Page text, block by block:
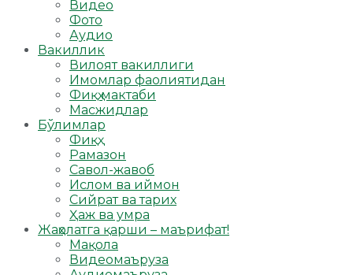
Видео
Фото
Аудио
Вакиллик
Вилоят вакиллиги
Имомлар фаолиятидан
Фиқҳ мактаби
Масжидлар
Бўлимлар
Фиқҳ
Рамазон
Савол-жавоб
Ислом ва иймон
Сийрат ва тарих
Ҳаж ва умра
Жаҳолатга қарши – маърифат!
Мақола
Видеомаъруза